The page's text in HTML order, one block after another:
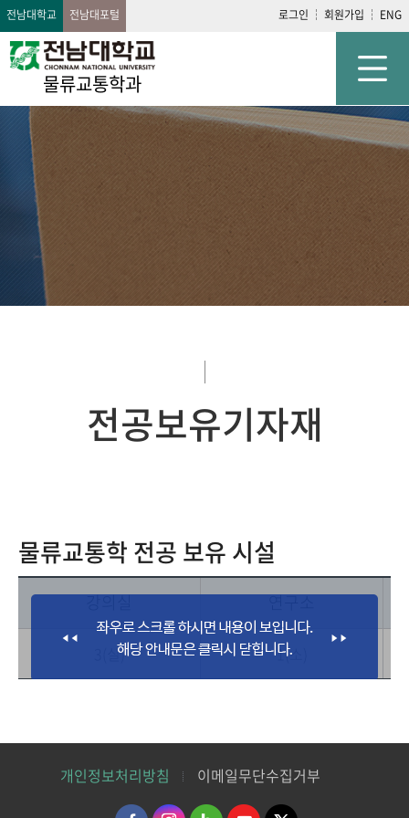
전남대학교 전남대포털 로그인 회원가입 ENG
물류교통학과
전공보유기자재
물류교통학 전공 보유 시설
강의실 연구소
3(실) 1(소)
개인정보처리방침 이메일무단수집거부